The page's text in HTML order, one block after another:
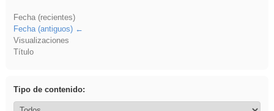
Fecha (recientes)
Fecha (antiguos)
Visualizaciones
Título
Tipo de contenido: